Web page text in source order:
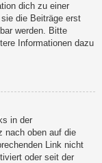
dich zu einer
die Beiträge erst
werden. Bitte
Informationen dazu
in der
nach oben auf die
Link nicht
oder seit der